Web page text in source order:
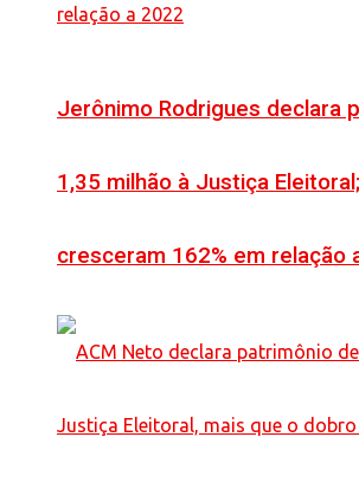
Jerônimo Rodrigues declara
1,35 milhão à Justiça
cresceram 162% em relação